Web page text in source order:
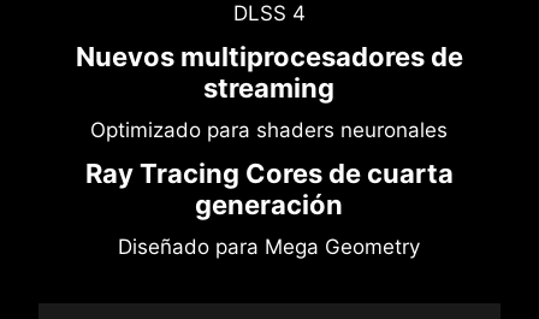
DLSS 4
Nuevos multiprocesadores de
streaming
Optimizado para shaders neuronales
Ray Tracing Cores de cuarta
generación
Diseñado para Mega Geometry